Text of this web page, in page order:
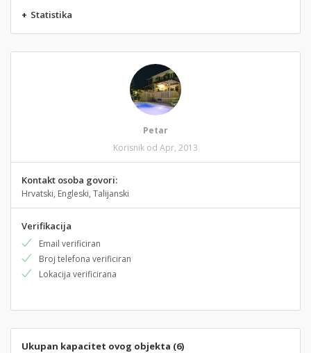
+ Statistika
Petar
Korisnik od Apr, 2013
Kontakt osoba govori:
Hrvatski, Engleski, Talijanski
Verifikacija
Email verificiran
Broj telefona verificiran
Lokacija verificirana
Ukupan kapacitet ovog objekta (6)